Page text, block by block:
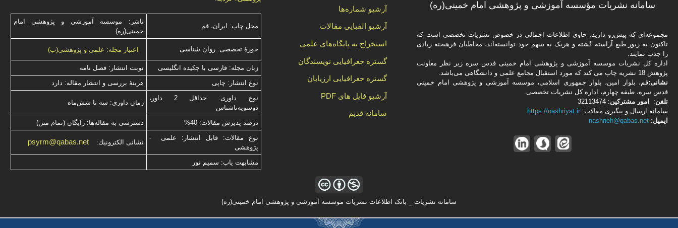
محل چاپ: ایران، قم
ناشر: موسسه آموزشی و پژوهشی امام
خمینی(ره)
حوزۀ تخصصی: روان شناسی اعتبار مجله: علمی و پژوهشی(ب)
زبان مجله: فارسی با چكیده انگلیسی
نوبت انتشار: فصل نامه
نوع انتشار: چاپی
هزینۀ بررسی و انتشار مقاله: دارد
نوع داوری: حداقل 2 داور،
دوسویه‌ناشناس
زمان داوری: سه تا شش‌ماه
درصد پذیرش مقالات: 40%
دسترسی به مقاله‌ها: رایگان (تمام متن)
نوع مقالات: قابل انتشار: علمی -
پژوهشی
نشانی الكترونیك: psyrm@qabas.net
مشابهت ياب: سميم نور
آرشیو شماره‌ها
آرشیو الفبایی مقالات
استخراج به پایگاه‌های علمی
گستره جغرافیایی نویسندگان
گستره جغرافیایی ارزیابان
آرشیو فایل های PDF
سامانه قدیم
سامانه نشریات مؤسسه آموزشی و پژوهشی امام خمینی(ره)
مجموعه‌ای که پیش‌رو دارید،‌ حاوی اطلاعات اجمالی در خصوص نشریات تخصصی است که
تاکنون به زیور طبع آراسته گشته و هریک به سهم خود توانسته‌اند، مخاطبان فرهیخته‌ زیادی
را جذب نمایند.
اداره كل نشریات موسسه آموزشی و پژوهشی امام خمینی قدس سره زیر نظر معاونت
پژوهش 18 نشریه چاپ می کند که مورد استقبال مجامع علمی و دانشگاهی می‌باشد.
نشانی:قم، بلوار امین، بلوار جمهوری اسلامی، موسسه آموزشی و پژوهشی امام خمینی
قدس سره، طبقه چهارم، اداره كل نشریات تخصصی.
تلفن: امور مشتركین: 32113474
سامانه ارسال و پیگیری مقالات:https://nashriyat.ir
ایمیل:nashrieh@qabas.net
سامانه نشریات _ بانک اطلاعات نشریات موسسه آموزشی و پژوهشی امام خمینی(ره)